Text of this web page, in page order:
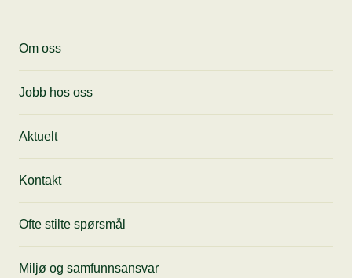
Motta siste nytt, få tips til anledninger og
Om oss
Jobb hos oss
Aktuelt
Kontakt
Ofte stilte spørsmål
Miljø og samfunnsansvar